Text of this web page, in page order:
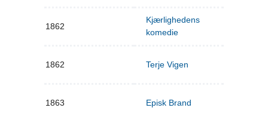
1862
Kjærlighedens
komedie
1862 Terje Vigen
1863 Episk Brand